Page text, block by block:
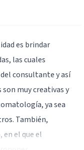
es brindar
las cuales
consultante y así
muy creativas y
ya sea
También,
el que el